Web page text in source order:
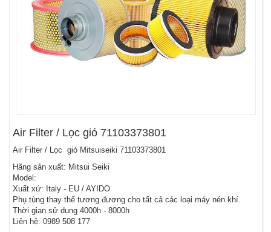
Air Filter / Lọc gió 71103373801
Air Filter / Lọc gió Mitsuiseiki 71103373801
Hãng sản xuất: Mitsui Seiki
Model:
Xuất xứ: Italy - EU / AYIDO
Phụ tùng thay thế tương đương cho tất cả các loại máy nén khí.
Thời gian sử dụng 4000h - 8000h
Liên hệ: 0989 508 177